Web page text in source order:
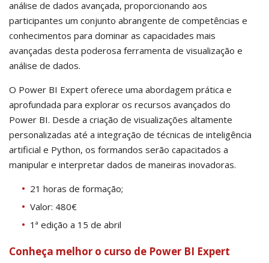
análise de dados avançada, proporcionando aos
participantes um conjunto abrangente de competências e
conhecimentos para dominar as capacidades mais
avançadas desta poderosa ferramenta de visualização e
análise de dados.
O Power BI Expert oferece uma abordagem prática e
aprofundada para explorar os recursos avançados do
Power BI. Desde a criação de visualizações altamente
personalizadas até a integração de técnicas de inteligência
artificial e Python, os formandos serão capacitados a
manipular e interpretar dados de maneiras inovadoras.
21 horas de formação;
Valor: 480€
1ª edição a 15 de abril
Conheça melhor o curso de Power BI Expert